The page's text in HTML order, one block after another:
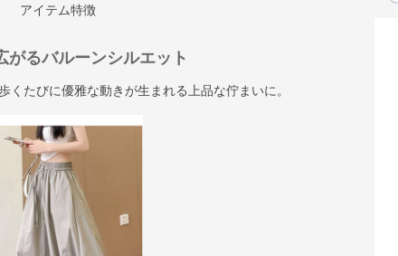
アイテム特徴
がるバルーンシルエット
たびに優雅な動きが生まれる上品な佇まいに。